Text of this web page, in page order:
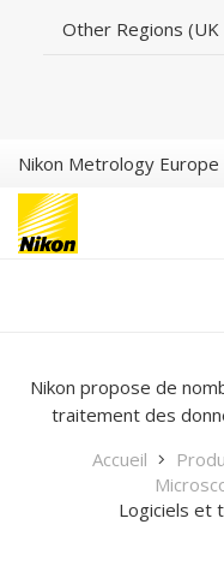
Nikon Metrology Europe
Nikon propose de
traitement des
Accueil
Logiciels et